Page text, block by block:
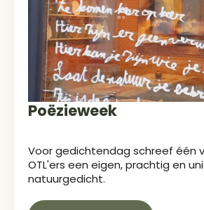
Poëzieweek
Voor gedichtendag schreef één
OTL'ers een eigen, prachtig en
natuurgedicht.